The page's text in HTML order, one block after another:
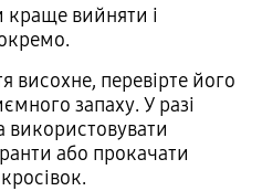
краще вийняти і
висохне, перевірте його
запаху. У разі
або прокачати